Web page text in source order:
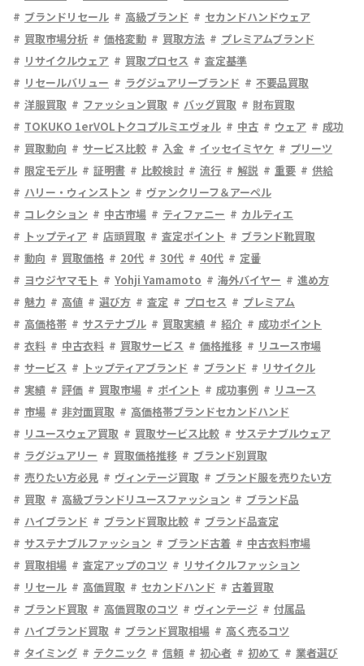
ブランドリセール
高級ブランド
セカンドハンドウェア
買取市場分析
価格変動 買取方法
プレミアムブランド
リサイクルウェア
買取プロセス
査定基準
リセールバリュー
ラグジュアリーブランド
不要品買取
洋服買取
ファッション買取 バッグ買取
財布買取
TOKUKO 1erVOLトクコプルミエヴォル
中古 ウェア
成功
買取動向
サービス比較 入金 イッセイミヤケ
プリーツ
限定モデル
証明書 比較検討 流行 解説 重要
供給
ハリー・ウィンストン
ヴァンクリーフ＆アーペル
コレクション
中古市場 ティファニー
カルティエ
トップティア
店頭買取 査定ポイント
ブランド靴買取
動向
買取価格 20代 30代 40代
定番
ヨウジヤマモト
Yohji Yamamoto 海外バイヤー
進め方
魅力
高値 選び方 査定 プロセス
プレミアム
高価格帯
サステナブル 買取実績 紹介
成功ポイント
衣料
中古衣料 買取サービス 価格推移
リユース市場
サービス
トップティアブランド ブランド
リサイクル
実績
評価 買取市場 ポイント 成功事例
リユース
市場
非対面買取
高価格帯ブランドセカンドハンド
リユースウェア買取
買取サービス比較
サステナブルウェア
ラグジュアリー
買取価格推移
ブランド別買取
売りたい方必見
ヴィンテージ買取
ブランド服を売りたい方
買取
高級ブランドリユースファッション
ブランド品
ハイブランド
ブランド買取比較
ブランド品査定
サステナブルファッション
ブランド古着
中古衣料市場
買取相場
査定アップのコツ
リサイクルファッション
リセール
高価買取 セカンドハンド
古着買取
ブランド買取
高価買取のコツ ヴィンテージ
付属品
ハイブランド買取
ブランド買取相場
高く売るコツ
タイミング
テクニック 信頼 初心者 初めて
業者選び